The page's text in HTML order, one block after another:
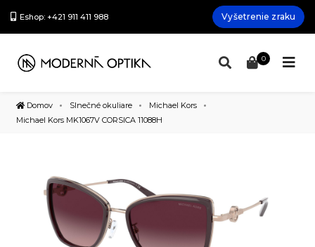
Eshop: +421 911 411 988 Vyšetrenie zraku
0
Domov Slnečné okuliare
Michael Kors
Michael Kors MK1067V CORSICA 11088H